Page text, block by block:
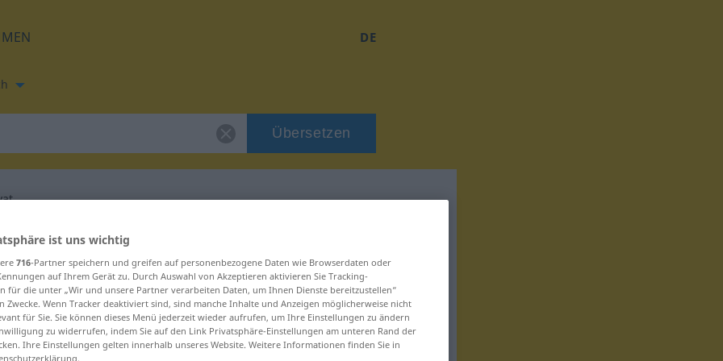
DE
Übersetzen
für "iluminovat"
ist uns wichtig
716-Partner speichern und greifen auf personenbezogene Daten wie Browserdaten oder
auf Ihrem Gerät zu. Durch Auswahl von Akzeptieren aktivieren Sie Tracking-
für die unter „Wir und unsere Partner verarbeiten Daten, um Ihnen Dienste bereitzustellen“
Zwecke. Wenn Tracker deaktiviert sind, sind manche Inhalte und Anzeigen möglicherweise nicht
für Sie. Sie können dieses Menü jederzeit wieder aufrufen, um Ihre Einstellungen zu ändern
zu widerrufen, indem Sie auf den Link Privatsphäre-Einstellungen am unteren Rand der
Ihre Einstellungen gelten innerhalb unseres Website. Weitere Informationen finden Sie in